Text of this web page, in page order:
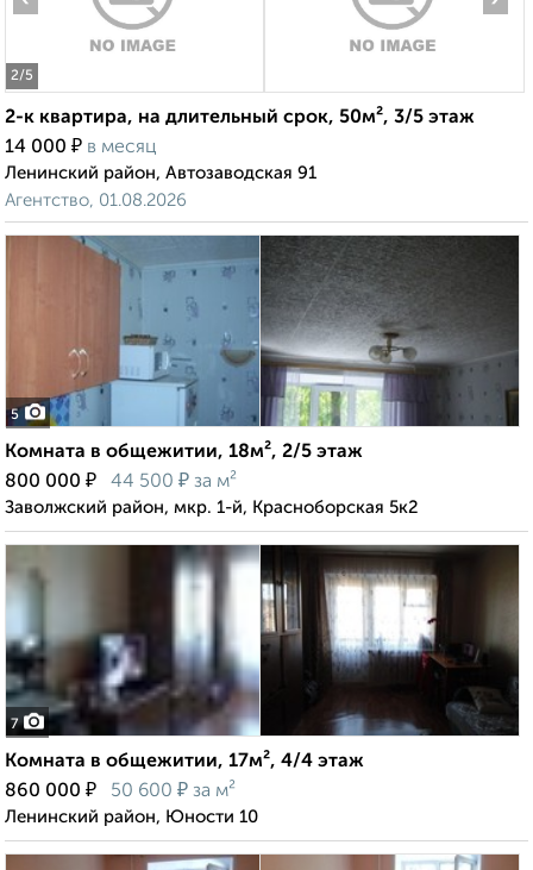
2/5
2-к квартира, на длительный срок, 50м², 3/5 этаж
14 000 ₽ в месяц
Ленинский район, Автозаводская 91
Агентство, 01.08.2026
5
Комната в общежитии, 18м², 2/5 этаж
800 000 ₽ 44 500 ₽ за м²
Заволжский район, мкр. 1-й, Красноборская 5к2
7
Комната в общежитии, 17м², 4/4 этаж
860 000 ₽ 50 600 ₽ за м²
Ленинский район, Юности 10